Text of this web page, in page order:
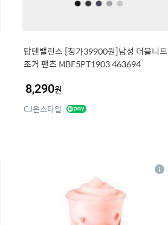
탑텐밸런스 [정가39900원]남성 더블니트
조거 팬츠 MBF5PT1903 463694
8,290원
CJ온스타일
상